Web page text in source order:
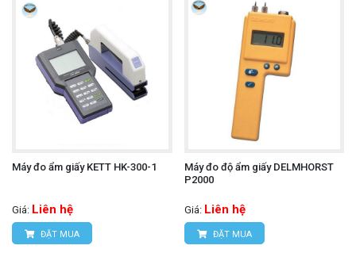
Máy đo ẩm giấy KETT HK-300-1
Giá: Liên hệ
ĐẶT MUA
Máy đo độ ẩm giấy DELMHORST
P2000
Giá: Liên hệ
ĐẶT MUA